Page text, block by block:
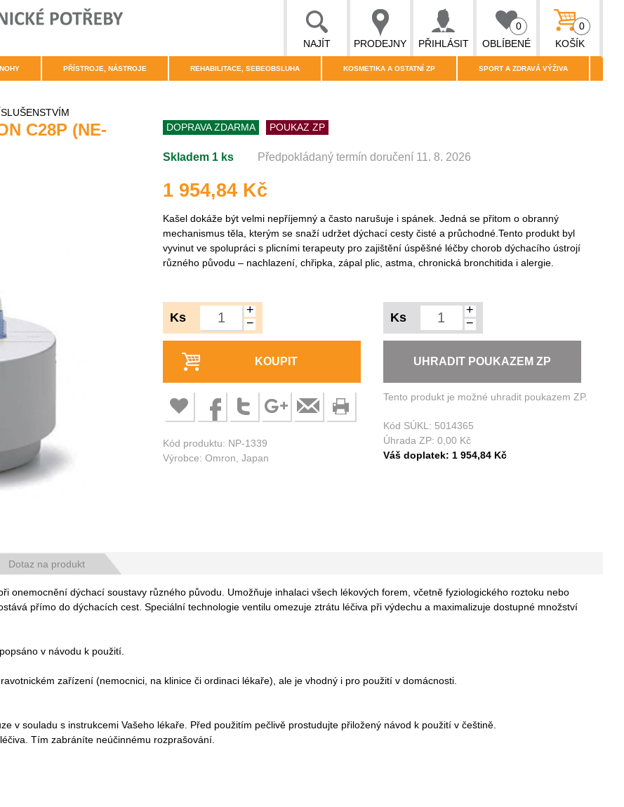
NAJÍT PRODEJNY PŘIHLÁSIT OBLÍBENÉ
0
KOŠÍK
0
PŘÍSTROJE, NÁSTROJE REHABILITACE, SEBEOBSLUHA KOSMETIKA A OSTATNÍ ZP SPORT A ZDRAVÁ VÝŽIVA
C28P (NE-
DOPRAVA ZDARMA POUKAZ ZP
Skladem 1 ks Předpokládaný termín doručení 11. 8. 2026
1 954,84 Kč
Kašel dokáže být velmi nepříjemný a často narušuje i spánek. Jedná se přitom o obranný
mechanismus těla, kterým se snaží udržet dýchací cesty čisté a průchodné.Tento produkt byl
vyvinut ve spolupráci s plicními terapeuty pro zajištění úspěšné léčby chorob dýchacího ústrojí
různého původu – nachlazení, chřipka, zápal plic, astma, chronická bronchitida i alergie.
Ks
+
−
KOUPIT
Kód produktu: NP-1339
Výrobce: Omron, Japan
Ks
+
−
UHRADIT POUKAZEM ZP
Tento produkt je možné uhradit poukazem ZP.
Kód SÚKL: 5014365
Úhrada ZP: 0,00 Kč
Váš doplatek: 1 954,84 Kč
Dotaz na produkt
onemocnění dýchací soustavy různého původu. Umožňuje inhalaci všech lékových forem, včetně fyziologického roztoku nebo
přímo do dýchacích cest. Speciální technologie ventilu omezuje ztrátu léčiva při výdechu a maximalizuje dostupné množství
v návodu k použití.
zařízení (nemocnici, na klinice či ordinaci lékaře), ale je vhodný i pro použití v domácnosti.
v souladu s instrukcemi Vašeho lékaře. Před použitím pečlivě prostudujte přiložený návod k použití v češtině.
Tím zabráníte neúčinnému rozprašování.